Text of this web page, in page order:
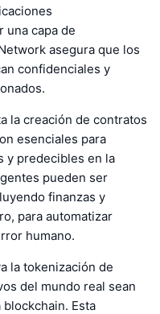
una capa de
asegura que los
confidenciales y
la creación de contratos
esenciales para
y predecibles en la
pueden ser
finanzas y
para automatizar
humano.
la tokenización de
del mundo real sean
Esta